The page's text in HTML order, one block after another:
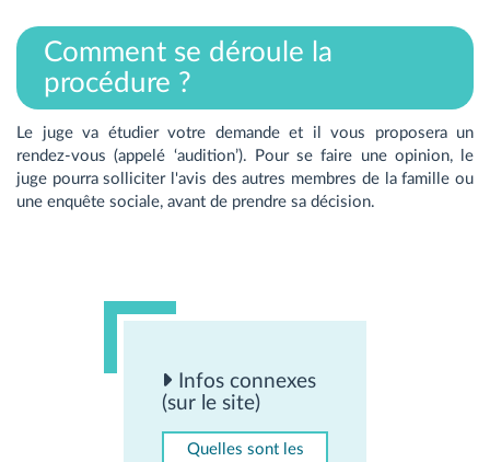
Comment se déroule la
procédure ?
Le juge va étudier votre demande et il vous proposera un
rendez-vous (appelé ‘audition’). Pour se faire une opinion, le
juge pourra solliciter l'avis des autres membres de la famille ou
une enquête sociale, avant de prendre sa décision.
Infos connexes
(sur le site)
Quelles sont les